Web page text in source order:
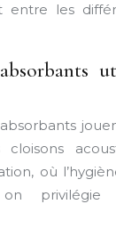
entre les
cloisons
où
on privilégie